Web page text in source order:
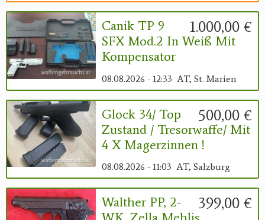
1.000,00 €
Canik TP 9
SFX Mod.2 In Weiß Mit
Kompensator
08.08.2026 - 12:33 AT, St. Marien
500,00 €
Glock 34/ Top
Zustand / Tresorwaffe/ Mit
4 X Magerzinnen !
08.08.2026 - 11:03 AT, Salzburg
399,00 €
Walther PP, 2-